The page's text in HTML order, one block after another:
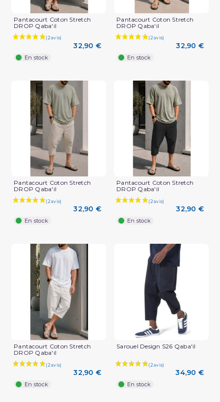
Pantacourt Coton Stretch
DROP Qaba'il
32,90 €
En stock
Pantacourt Coton Stretch
DROP Qaba'il
32,90 €
En stock
Pantacourt Coton Stretch
DROP Qaba'il
32,90 €
En stock
Pantacourt Coton Stretch
DROP Qaba'il
32,90 €
En stock
Pantacourt Coton Stretch
DROP Qaba'il
32,90 €
En stock
Sarouel Design S26 Qaba'il
34,90 €
En stock